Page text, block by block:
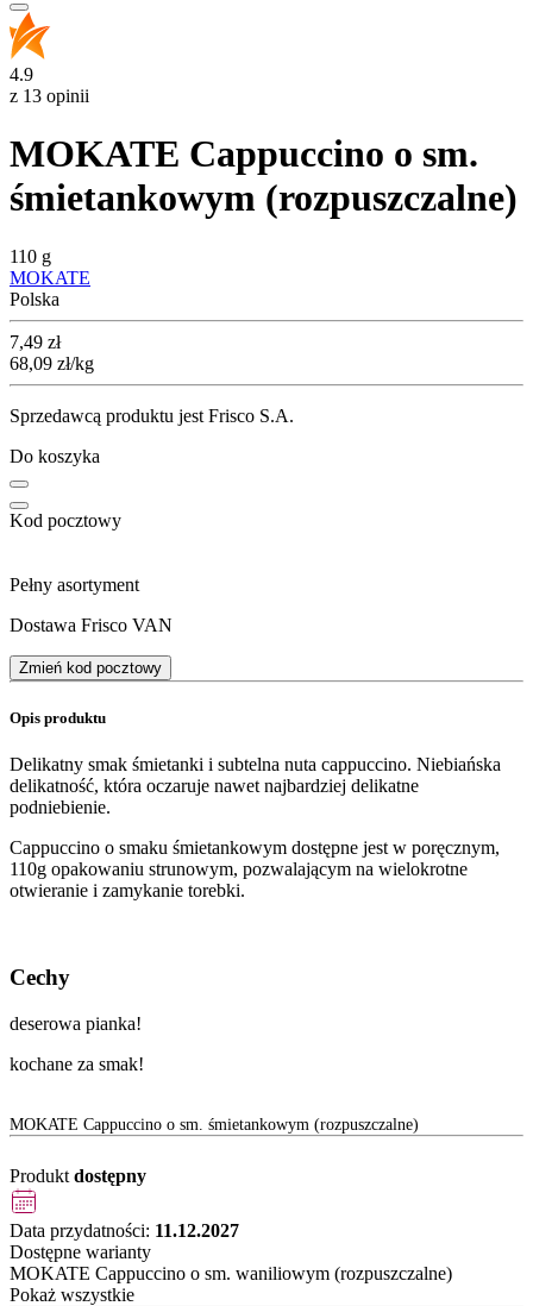
4.9
z 13 opinii
MOKATE Cappuccino o sm.
śmietankowym (rozpuszczalne)
110 g
MOKATE
Polska
Cena
7,49 zł
68,09 zł/kg
Sprzedawcą produktu jest Frisco S.A.
Do koszyka
Kod pocztowy
Pełny asortyment
Dostawa Frisco VAN
Zmień kod pocztowy
Opis produktu
Delikatny smak śmietanki i subtelna nuta cappuccino. Niebiańska
delikatność, która oczaruje nawet najbardziej delikatne
podniebienie.
Cappuccino o smaku śmietankowym dostępne jest w poręcznym,
110g opakowaniu strunowym, pozwalającym na wielokrotne
otwieranie i zamykanie torebki.
Cechy
deserowa pianka!
kochane za smak!
MOKATE Cappuccino o sm. śmietankowym (rozpuszczalne)
Produkt dostępny
Data przydatności: 11.12.2027
Dostępne warianty
MOKATE Cappuccino o sm. waniliowym (rozpuszczalne)
Pokaż wszystkie